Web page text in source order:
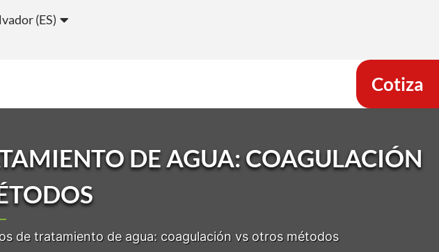
Cotiza
(ES)
DE AGUA: COAGULACIÓN
de tratamiento de agua: coagulación vs otros métodos